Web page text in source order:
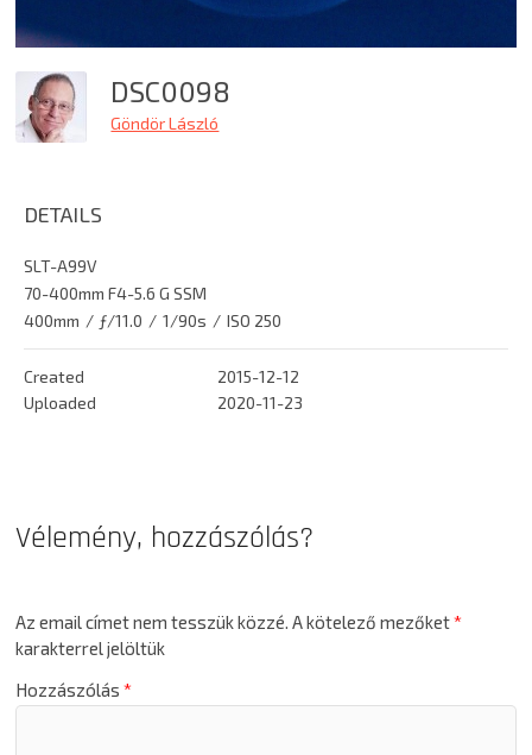
DSC0098
Göndör László
DETAILS
SLT-A99V
70-400mm F4-5.6 G SSM
400mm / ƒ/11.0 / 1/90s / ISO 250
Created
2015-12-12
Uploaded
2020-11-23
Vélemény, hozzászólás?
Az email címet nem tesszük közzé. A kötelező mezőket*
karakterrel jelöltük
Hozzászólás*